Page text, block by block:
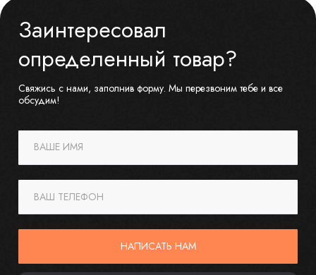
Заинтересовал
определенный товар?
Свяжись с нами, заполнив форму. Мы перезвоним тебе и все
обсудим!
ВАШЕ ИМЯ
ВАШ ТЕЛЕФОН
НАПИСАТЬ НАМ